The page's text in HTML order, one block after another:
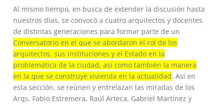
Al mismo tiempo, en busca de extender la discusión hasta
nuestros días, se convocó a cuatro arquitectos y docentes
de distintas generaciones para formar parte de un
Conversatorio en el que se abordaron el rol de los
arquitectos, sus instituciones y el Estado en la
problemática de la ciudad, así como también la manera
en la que se construye vivienda en la actualidad. Así en
esta sección, se reúnen y entrelazan las miradas de los
Arqs. Fabio Estremera, Raúl Arteca, Gabriel Martínez y